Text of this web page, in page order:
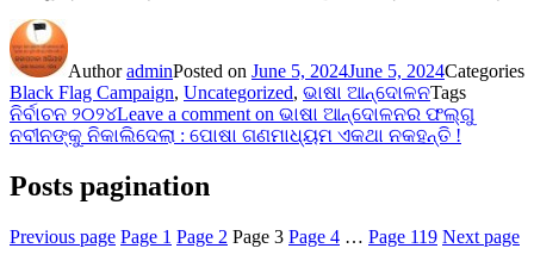
AuthoradminPosted on June 5, 2024June 5, 2024Categories
Black Flag Campaign, Uncategorized, ଭାଷା ଆନ୍ଦୋଳନTags
ନିର୍ବାଚନ ୨୦୨୪Leave a comment on ଭାଷା ଆନ୍ଦୋଳନର ଫଲ୍ଗୁ
ନବୀନଙ୍କୁ ନିକାଲିଦେଲା : ପୋଷା ଗଣମାଧ୍ୟମ ଏକଥା ନକହନ୍ତି !
Posts pagination
Previous page Page 1 Page 2 Page 3 Page 4 … Page 119 Next page